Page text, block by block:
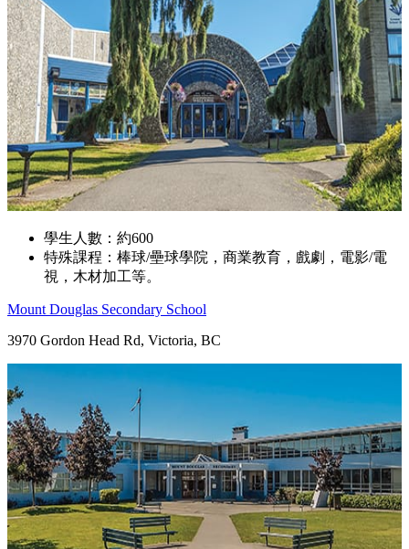
學生人數：約600
特殊課程：棒球/壘球學院，商業教育，戲劇，電影/電
視，木材加工等。
Mount Douglas Secondary School
3970 Gordon Head Rd, Victoria, BC